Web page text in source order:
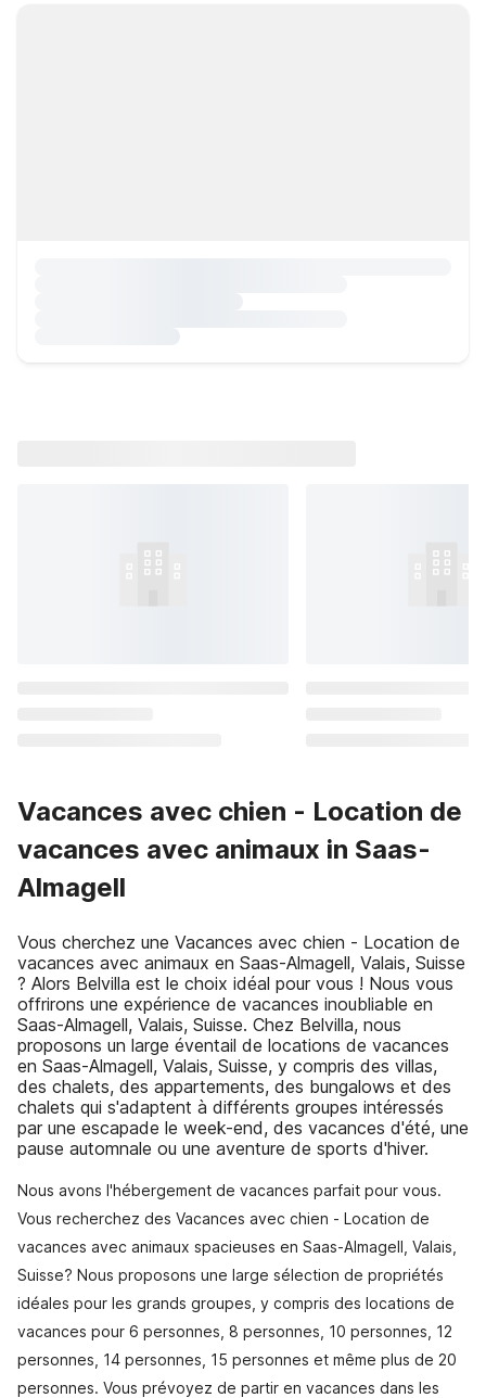
Vacances avec chien - Location de
vacances avec animaux in Saas-
Almagell
Vous cherchez une Vacances avec chien - Location de
vacances avec animaux en Saas-Almagell, Valais, Suisse
? Alors Belvilla est le choix idéal pour vous ! Nous vous
offrirons une expérience de vacances inoubliable en
Saas-Almagell, Valais, Suisse. Chez Belvilla, nous
proposons un large éventail de locations de vacances
en Saas-Almagell, Valais, Suisse, y compris des villas,
des chalets, des appartements, des bungalows et des
chalets qui s'adaptent à différents groupes intéressés
par une escapade le week-end, des vacances d'été, une
pause automnale ou une aventure de sports d'hiver.
Nous avons l'hébergement de vacances parfait pour vous.
Vous recherchez des Vacances avec chien - Location de
vacances avec animaux spacieuses en Saas-Almagell, Valais,
Suisse? Nous proposons une large sélection de propriétés
idéales pour les grands groupes, y compris des locations de
vacances pour 6 personnes, 8 personnes, 10 personnes, 12
personnes, 14 personnes, 15 personnes et même plus de 20
personnes. Vous prévoyez de partir en vacances dans les